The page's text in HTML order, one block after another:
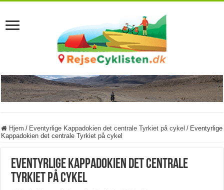
Hjem / Eventyrlige Kappadokien det centrale Tyrkiet på cykel / Eventyrlige
Kappadokien det centrale Tyrkiet på cykel
Eventyrlige Kappadokien det centrale
Tyrkiet på cykel